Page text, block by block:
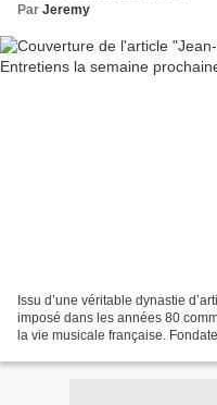
Par Jeremy
Issu d’une véritable dynastie
imposé dans les années 80
la vie musicale française.